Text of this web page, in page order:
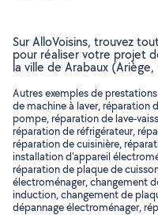
Sur AlloVoisins, trouvez
pour réaliser votre projet
la ville de Arabaux
Autres exemples de
de machine à laver, réparation
pompe, réparation de lave-
réparation de réfrigérateur,
réparation de cuisinière,
installation d'appareil
réparation de plaque de
électroménager, changement
induction, changement de
dépannage électroménager,